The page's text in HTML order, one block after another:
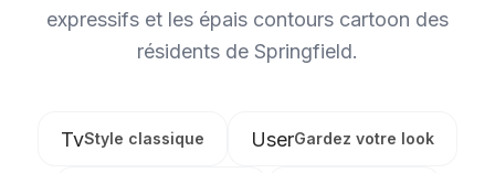
expressifs et les épais contours cartoon des
résidents de Springfield.
TvStyle classique UserGardez votre look